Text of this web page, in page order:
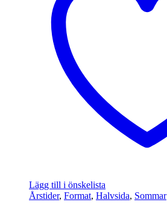
Lägg till i önskelista
Årstider, Format, Halvsida, Sommar